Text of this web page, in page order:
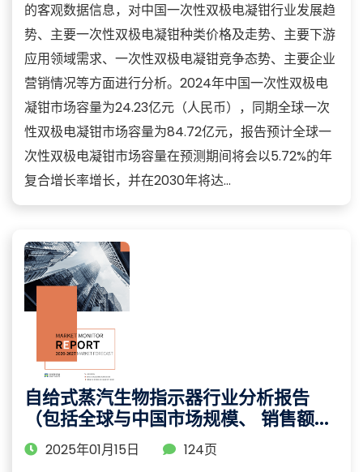
的客观数据信息，对中国一次性双极电凝钳行业发展趋
势、主要一次性双极电凝钳种类价格及走势、主要下游
应用领域需求、一次性双极电凝钳竞争态势、主要企业
营销情况等方面进行分析。2024年中国一次性双极电
凝钳市场容量为24.23亿元（人民币），同期全球一次
性双极电凝钳市场容量为84.72亿元，报告预计全球一
次性双极电凝钳市场容量在预测期间将会以5.72%的年
复合增长率增长，并在2030年将达...
自给式蒸汽生物指示器行业分析报告
（包括全球与中国市场规模、 销售额、
销量等数据）
2025年01月15日
124页